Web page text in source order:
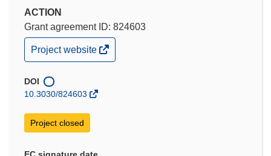
ACTION
Grant agreement ID: 824603
(opens
in
window)
Project website
DOI
10.3030/824603
Project closed